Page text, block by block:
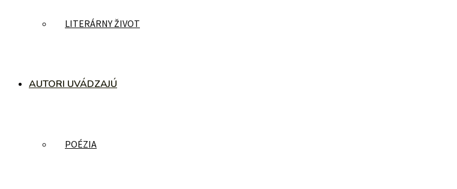
LITERÁRNY ŽIVOT
AUTORI UVÁDZAJÚ
POÉZIA